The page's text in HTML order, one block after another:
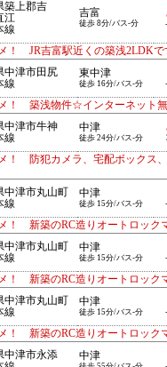
築上郡吉
線
吉富
徒歩 8分/バス-分
！ JR吉富駅近くの築浅2LDK
中津市田尻
線
東中津
徒歩 16分/バス-分
！ 築浅物件☆インターネット無
中津市牛神
線
中津
徒歩 24分/バス-分
！ 防犯カメラ、宅配ボックス
中津市丸山町
線
中津
徒歩 15分/バス-分
！ 新築のRC造りオートロック
中津市丸山町
線
中津
徒歩 15分/バス-分
！ 新築のRC造りオートロック
中津市丸山町
線
中津
徒歩 15分/バス-分
！ 新築のRC造りオートロック
中津市永添
中津